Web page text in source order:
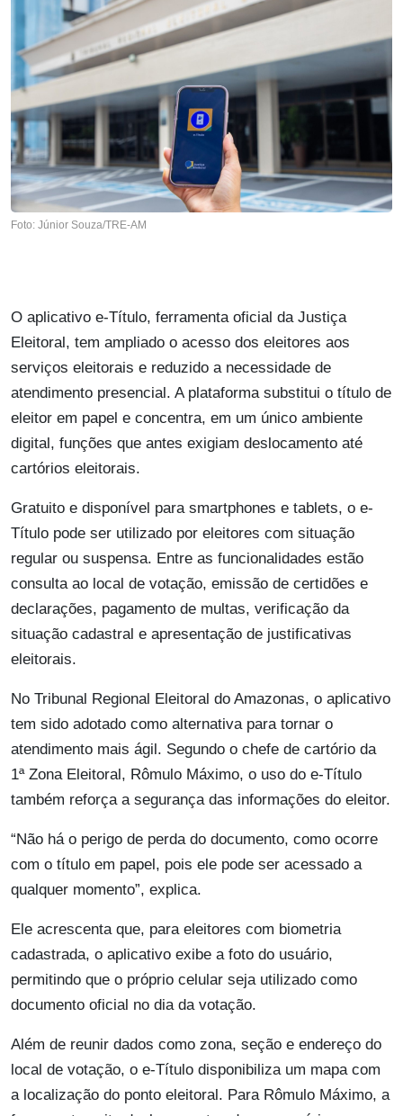
Foto: Júnior Souza/TRE-AM
O aplicativo e-Título, ferramenta oficial da Justiça
Eleitoral, tem ampliado o acesso dos eleitores aos
serviços eleitorais e reduzido a necessidade de
atendimento presencial. A plataforma substitui o título de
eleitor em papel e concentra, em um único ambiente
digital, funções que antes exigiam deslocamento até
cartórios eleitorais.
Gratuito e disponível para smartphones e tablets, o e-
Título pode ser utilizado por eleitores com situação
regular ou suspensa. Entre as funcionalidades estão
consulta ao local de votação, emissão de certidões e
declarações, pagamento de multas, verificação da
situação cadastral e apresentação de justificativas
eleitorais.
No Tribunal Regional Eleitoral do Amazonas, o aplicativo
tem sido adotado como alternativa para tornar o
atendimento mais ágil. Segundo o chefe de cartório da
1ª Zona Eleitoral, Rômulo Máximo, o uso do e-Título
também reforça a segurança das informações do eleitor.
“Não há o perigo de perda do documento, como ocorre
com o título em papel, pois ele pode ser acessado a
qualquer momento”, explica.
Ele acrescenta que, para eleitores com biometria
cadastrada, o aplicativo exibe a foto do usuário,
permitindo que o próprio celular seja utilizado como
documento oficial no dia da votação.
Além de reunir dados como zona, seção e endereço do
local de votação, o e-Título disponibiliza um mapa com
a localização do ponto eleitoral. Para Rômulo Máximo, a